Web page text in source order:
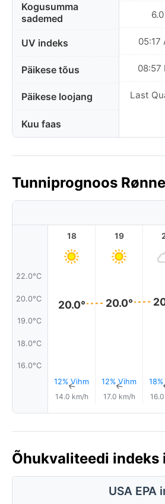
Kogusumma
sademed
UV indeks
Päikese tõus
Päikese loojang
Kuu faas
6.0
05:17
08:57
Last
Tunniprognoos
22.0°C
20.0°C
19.0°C
18.0°C
16.0°C
18
20.0°
12% Vihm
↑
14.0 km/h
19
20.0°
12% Vihm
↑
17.0 km/h
Õhukvaliteedi
USA EPA